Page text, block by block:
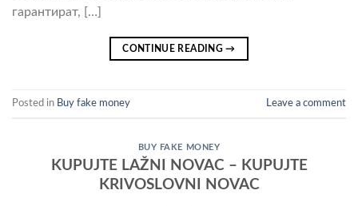
гарантират, […]
CONTINUE READING→
Posted in Buy fake money Leave a comment
BUY FAKE MONEY
KUPUJTE LAŽNI NOVAC – KUPUJTE
KRIVOSLOVNI NOVAC